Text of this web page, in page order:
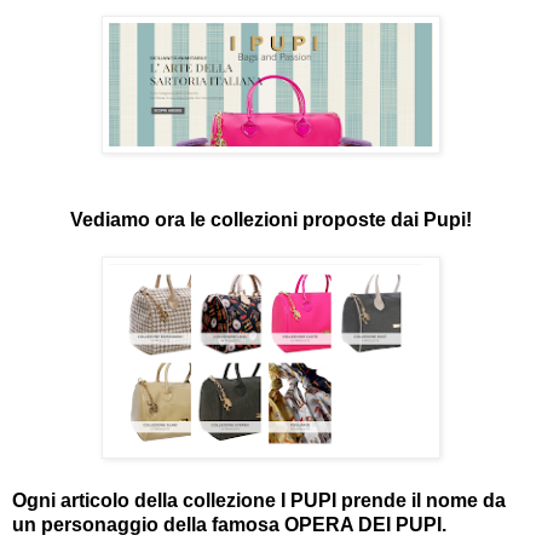
Vediamo ora le collezioni proposte dai Pupi!
Ogni articolo della collezione I PUPI prende il nome da
un personaggio della famosa OPERA DEI PUPI.